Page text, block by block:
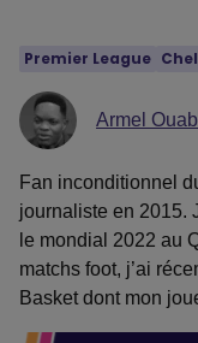
Premier League
Armel
Fan inconditionnel
journaliste en 2015.
le mondial 2022 au
matchs foot, j’ai
Basket dont mon